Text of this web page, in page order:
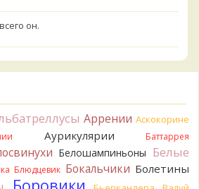
он.
рядовок. Цвета на фото вряд ли
не взяли.
чёрный, или близкие виды
Аррении Аскокорине
Аурикулярии Баттаррея
Белошампиньоны Белые
Блюдцевик Бокальчики Болетины